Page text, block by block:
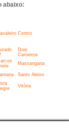
abaixo:
Centro
Dois
Carneiros
Massangana
Santo Aleixo
Vitória